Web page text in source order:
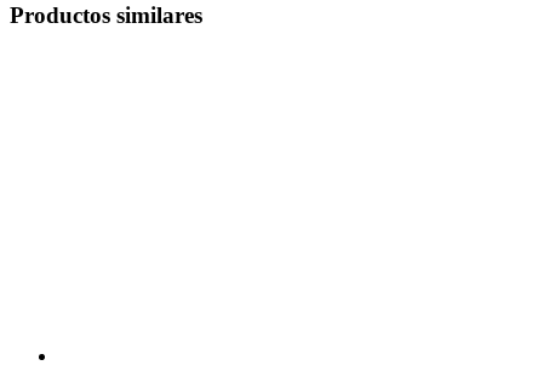
Productos similares